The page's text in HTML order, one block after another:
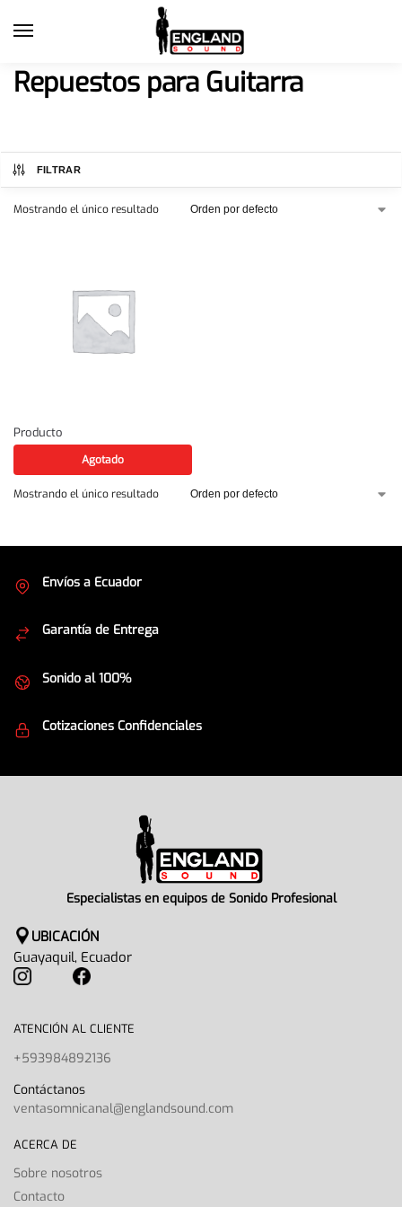
Repuestos para Guitarra
FILTRAR
Mostrando el único resultado
Producto
Agotado
Mostrando el único resultado
Envíos a Ecuador
Garantía de Entrega
Sonido al 100%
Cotizaciones Confidenciales
Especialistas en equipos de Sonido Profesional
UBICACIÓN
Guayaquil, Ecuador
ATENCIÓN AL CLIENTE
+593984892136
Contáctanos
ventasomnicanal@englandsound.com
ACERCA DE
Sobre nosotros
Contacto